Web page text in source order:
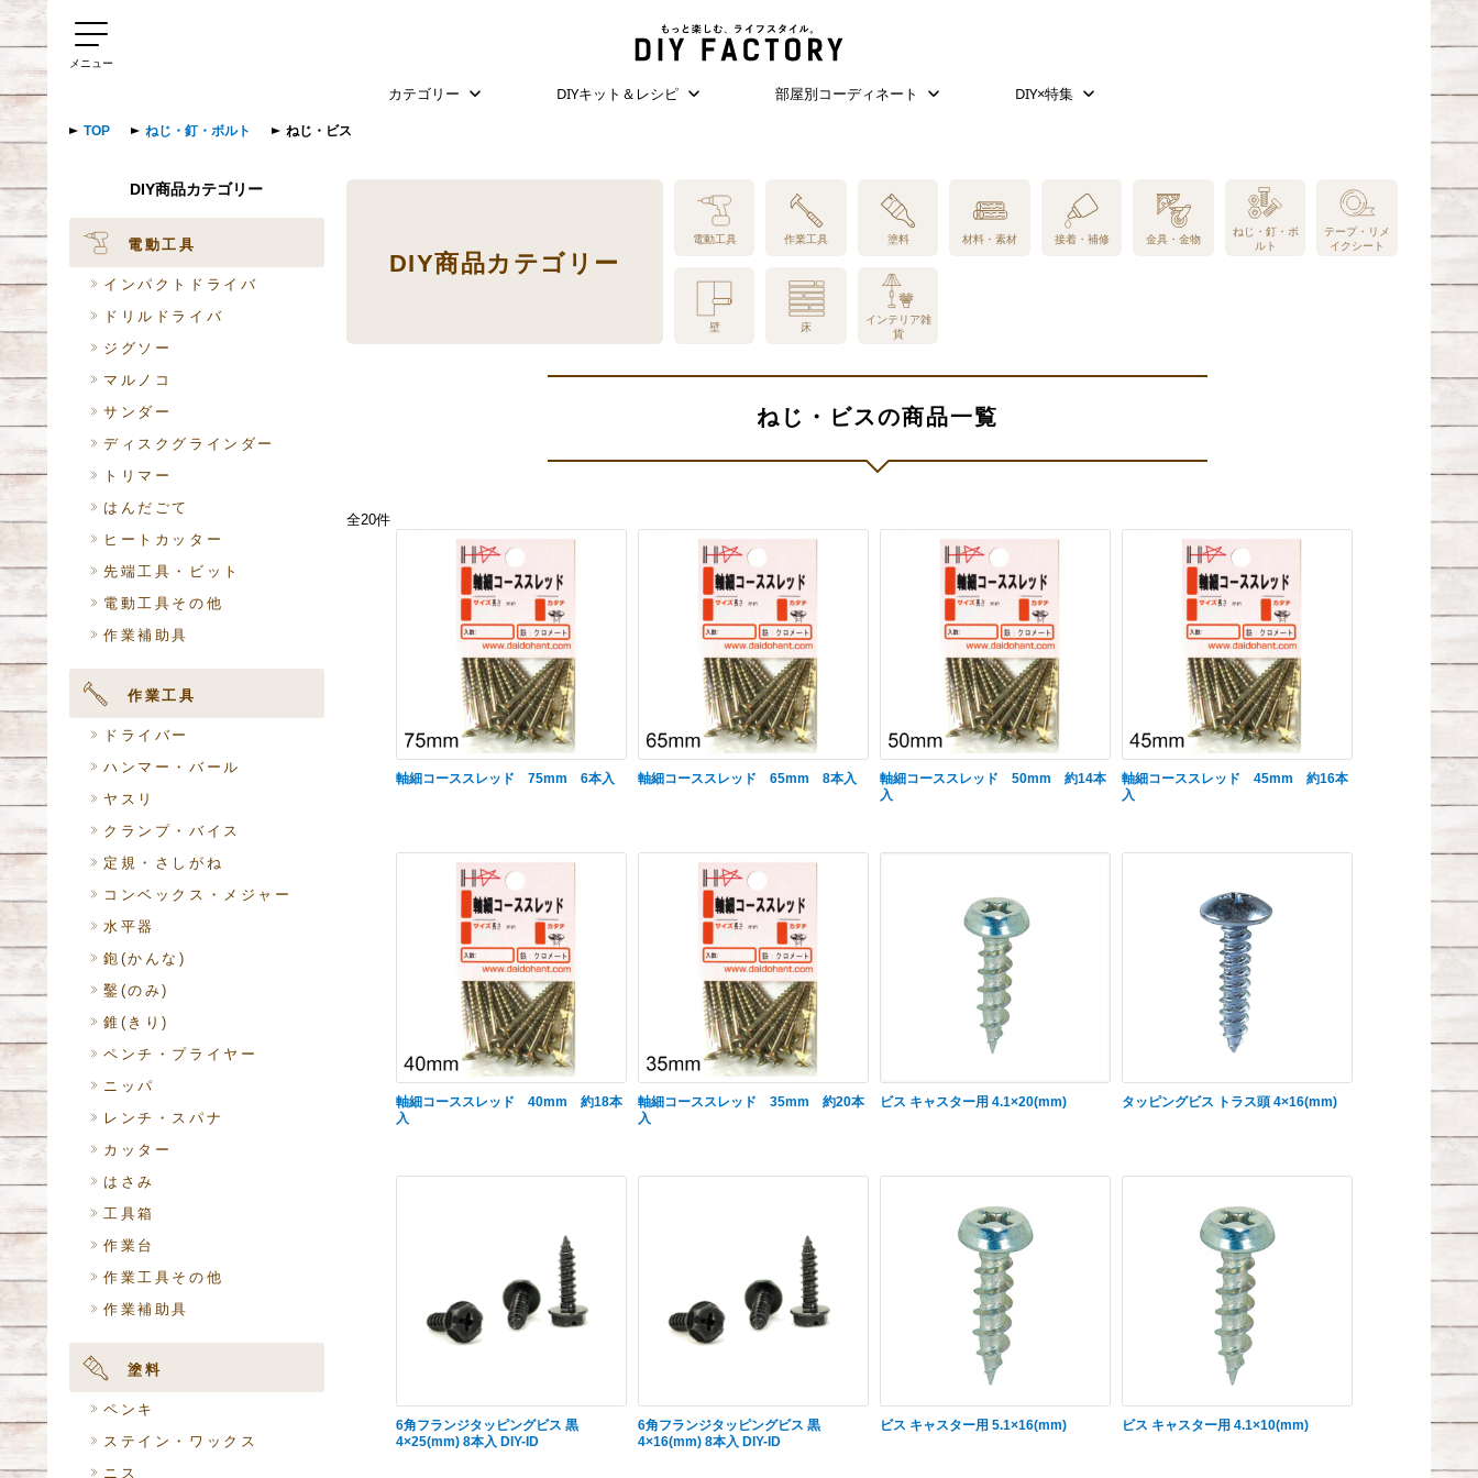
カテゴリー DIYキット＆レシピ 部屋別コーディネート DIY×特集
メニュー
TOP ねじ・釘・ボルト ねじ・ビス
DIY商品カテゴリー
電動工具 作業工具 塗料 材料・素材 接着・補修 金具・金物
ねじ・釘・ボ
ルト
テープ・リメ
イクシート
壁 床
インテリア雑
貨
ねじ・ビスの商品一覧
全20件
軸細コーススレッド 75mm 6本入 軸細コーススレッド 65mm 8本入
軸細コーススレッド 50mm 約14本
入
軸細コーススレッド 45mm 約16本
入
軸細コーススレッド 40mm 約18本
入
軸細コーススレッド 35mm 約20本
入
ビス キャスター用 4.1×20(mm) タッピングビス トラス頭 4×16(mm)
6角フランジタッピングビス 黒
4×25(mm) 8本入 DIY-ID
6角フランジタッピングビス 黒
4×16(mm) 8本入 DIY-ID
ビス キャスター用 5.1×16(mm) ビス キャスター用 4.1×10(mm)
DIY商品カテゴリー
電動工具
インパクトドライバ
ドリルドライバ
ジグソー
マルノコ
サンダー
ディスクグラインダー
トリマー
はんだごて
ヒートカッター
先端工具・ビット
電動工具その他
作業補助具
作業工具
ドライバー
ハンマー・バール
ヤスリ
クランプ・バイス
定規・さしがね
コンベックス・メジャー
水平器
鉋(かんな)
鑿(のみ)
錐(きり)
ペンチ・プライヤー
ニッパ
レンチ・スパナ
カッター
はさみ
工具箱
作業台
作業工具その他
作業補助具
塗料
ペンキ
ステイン・ワックス
ニス